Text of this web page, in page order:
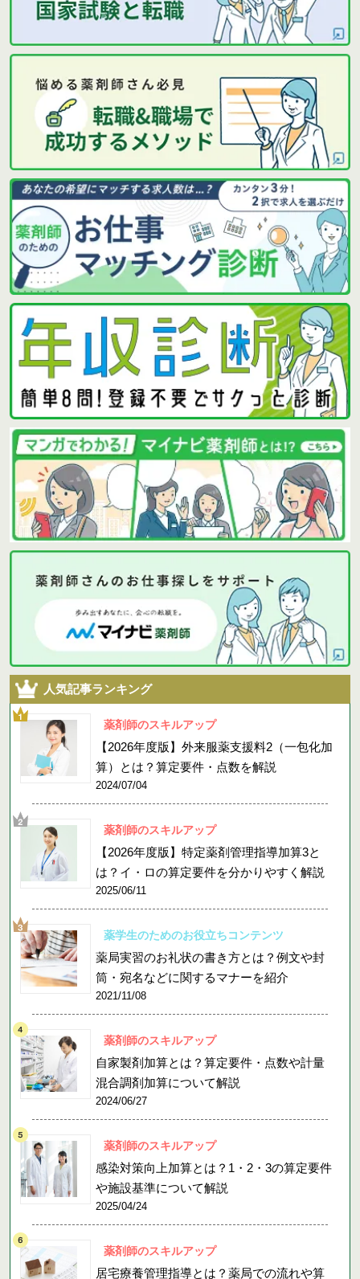
人気記事ランキング
薬剤師のスキルアップ
【2026年度版】外来服薬支援料2（一包化加
算）とは？算定要件・点数を解説
2024/07/04
薬剤師のスキルアップ
【2026年度版】特定薬剤管理指導加算3と
は？イ・ロの算定要件を分かりやすく解説
2025/06/11
薬学生のためのお役立ちコンテンツ
薬局実習のお礼状の書き方とは？例文や封
筒・宛名などに関するマナーを紹介
2021/11/08
薬剤師のスキルアップ
自家製剤加算とは？算定要件・点数や計量
混合調剤加算について解説
2024/06/27
薬剤師のスキルアップ
感染対策向上加算とは？1・2・3の算定要件
や施設基準について解説
2025/04/24
薬剤師のスキルアップ
居宅療養管理指導とは？薬局での流れや算